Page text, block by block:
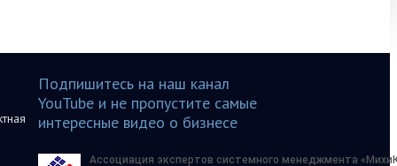
Подпишитесь на наш канал
YouTube и не пропустите самые
интересные видео о бизнесе